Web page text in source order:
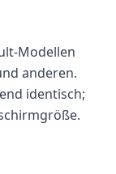
Modellen
anderen.
identisch;